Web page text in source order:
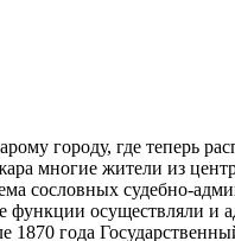
городу, где теперь
жители из
сословных судебно-
осуществляли и
1870 года